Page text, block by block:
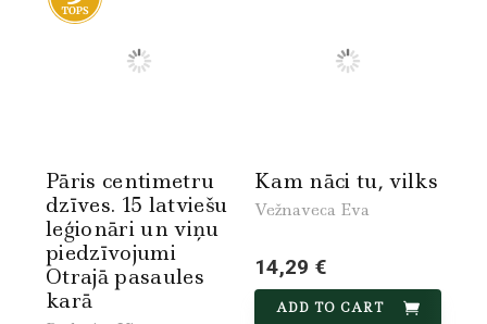
Pāris centimetru
dzīves. 15 latviešu
leģionāri un viņu
piedzīvojumi
Otrajā pasaules
karā
Kam nāci tu, vilks
Vežnaveca Eva
14,29 €
ADD TO CART